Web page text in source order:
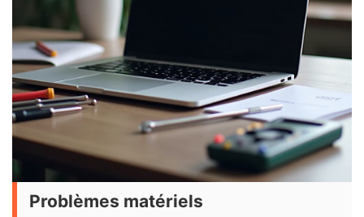
Problèmes matériels